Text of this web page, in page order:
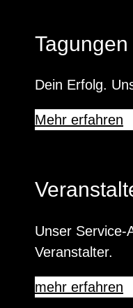
Dein Erfolg.
Mehr erfahren
Unser Service-
Veranstalter.
mehr erfahren